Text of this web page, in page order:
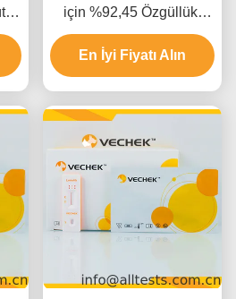
için %92,45 Özgüllük,
%93,58 Doğruluk ve
%94,64 Hassasiyete
Sahip SDMA Test Kaseti
En İyi Fiyatı Alın